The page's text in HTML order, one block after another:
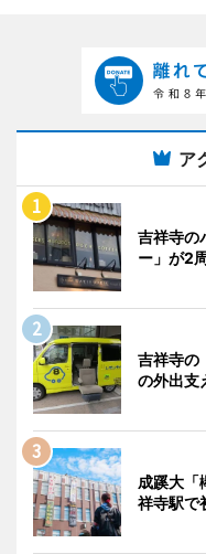
ア
吉祥寺の
ー」が2
吉祥寺
の外出支
成蹊大
祥寺駅で